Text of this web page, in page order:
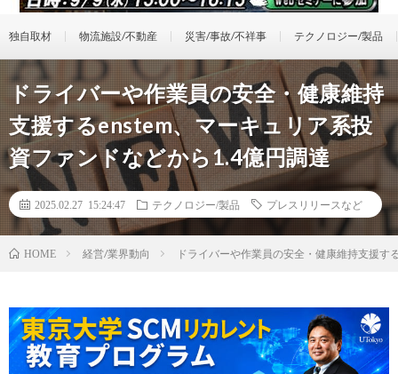
独自取材 物流施設/不動産 災害/事故/不祥事 テクノロジー/製品
ドライバーや作業員の安全・健康維持
支援するenstem、マーキュリア系投
資ファンドなどから1.4億円調達
2025.02.27 15:24:47 テクノロジー/製品 プレスリリースなど
HOME 経営/業界動向 ドライバーや作業員の安全・健康維持支援